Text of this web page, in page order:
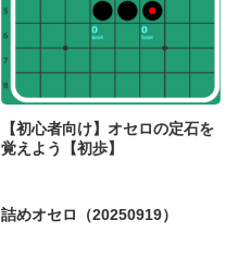
【初心者向け】オセロの定石を
覚えよう【初歩】
詰めオセロ（20250919）